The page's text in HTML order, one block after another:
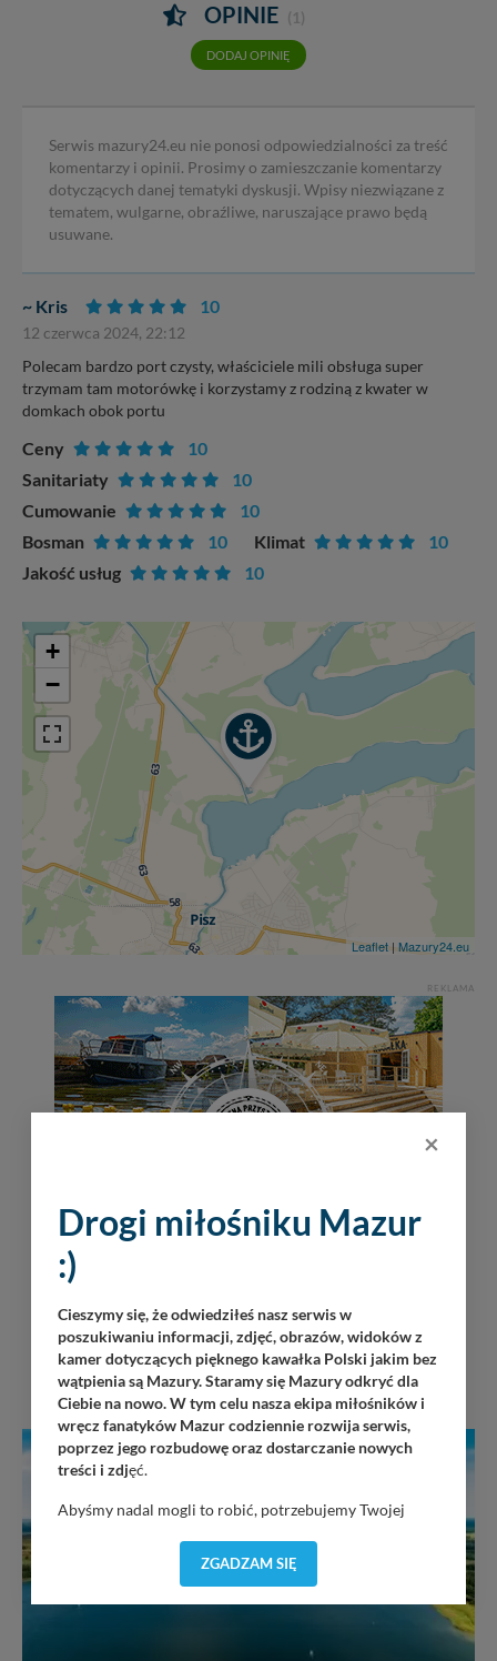
OPINIE (1)
DODAJ OPINIĘ
Serwis mazury24.eu nie ponosi odpowiedzialności za treść
komentarzy i opinii. Prosimy o zamieszczanie komentarzy
dotyczących danej tematyki dyskusji. Wpisy niezwiązane z
tematem, wulgarne, obraźliwe, naruszające prawo będą
usuwane.
~ Kris 10
12 czerwca 2024, 22:12
Polecam bardzo port czysty, właściciele mili obsługa super
trzymam tam motorówkę i korzystamy z rodziną z kwater w
domkach obok portu
Ceny
10
Sanitariaty
10
Cumowanie
10
Bosman
10 Klimat
10
Jakość usług
10
+
−
Leaflet | Mazury24.eu
REKLAMA
×
Drogi miłośniku Mazur
:)
Cieszymy się, że odwiedziłeś nasz serwis w
poszukiwaniu informacji, zdjęć, obrazów, widoków z
kamer dotyczących pięknego kawałka Polski jakim bez
wątpienia są Mazury. Staramy się Mazury odkryć dla
Ciebie na nowo. W tym celu nasza ekipa miłośników i
wręcz fanatyków Mazur codziennie rozwija serwis,
poprzez jego rozbudowę oraz dostarczanie nowych
treści i zdjęć.
Abyśmy nadal mogli to robić, potrzebujemy Twojej
dostosować do Twoich preferencji. Twoje dane (w tym
pliki cookies) będą zapisywane w celu usprawnienia
ZGADZAM SIĘ